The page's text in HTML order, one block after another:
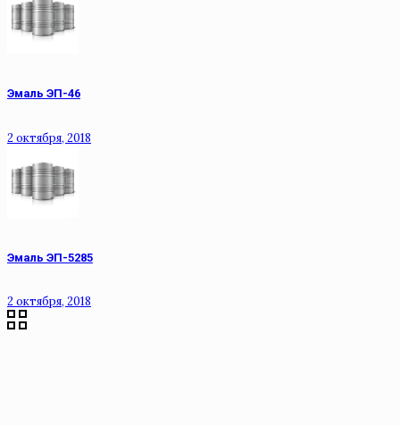
Эмаль ЭП-46
2 октября, 2018
Эмаль ЭП-5285
2 октября, 2018